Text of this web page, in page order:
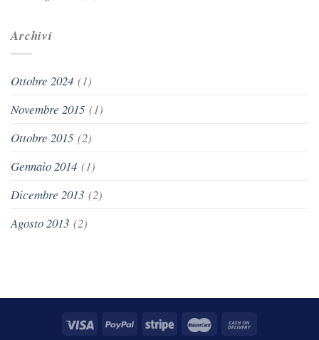
Archivi
Ottobre 2024 (1)
Novembre 2015(1)
Ottobre 2015(2)
Gennaio 2014 (1)
Dicembre 2013 (2)
Agosto 2013 (2)